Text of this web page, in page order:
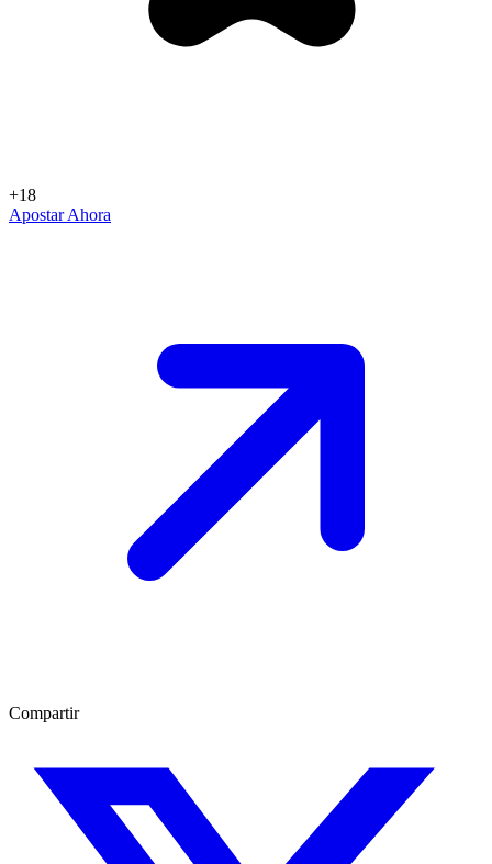
+18
Apostar Ahora
Compartir